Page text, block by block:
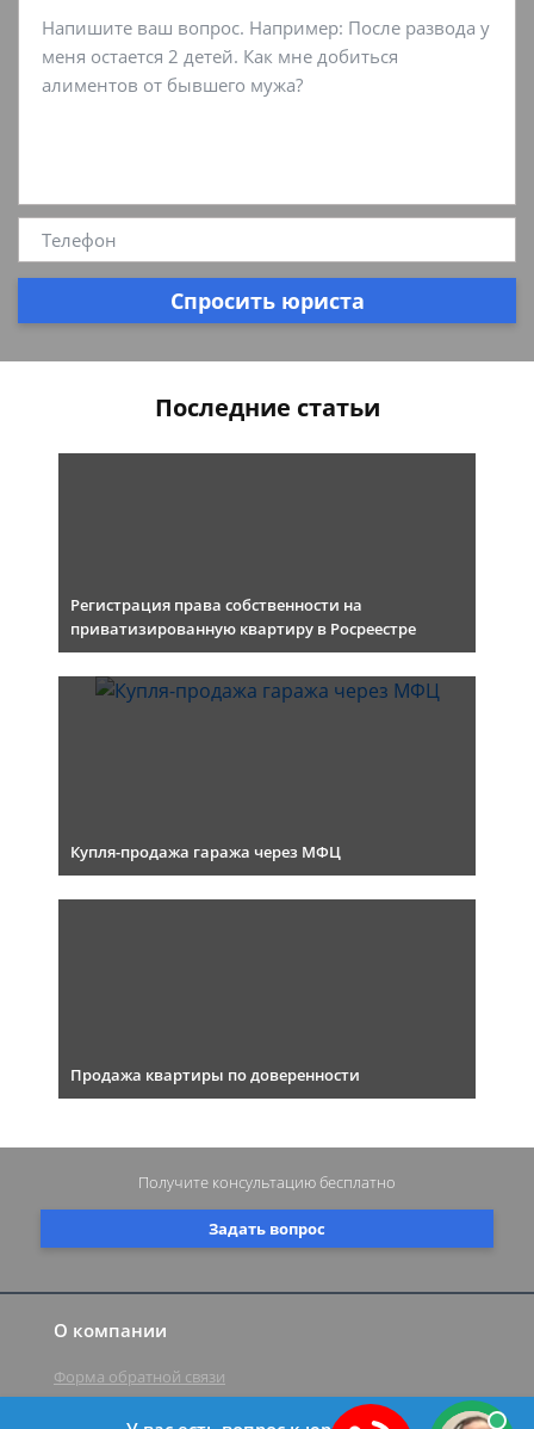
Спросить юриста
Последние статьи
Регистрация права собственности на
приватизированную квартиру в Росреестре
Купля-продажа гаража через МФЦ
Продажа квартиры по доверенности
О компании
Форма обратной связи
Задать вопрос
Получите консультацию бесплатно